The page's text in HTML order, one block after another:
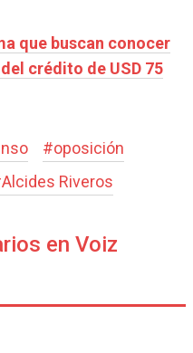
que buscan conocer
crédito de USD 75
#oposición
Alcides Riveros
en Voiz